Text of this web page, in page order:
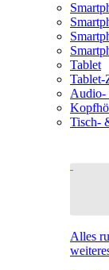
Tablet
Tablet-
Audio-
Tisch-
Alles